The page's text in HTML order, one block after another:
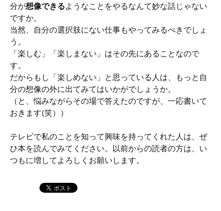
分が想像できるようなことをやるなんて妙な話じゃない
ですか。
当然、自分の選択肢にない仕事もやってみるべきでしょ
う。
「楽しむ」「楽しまない」はその先にあることなので
す。
だからもし「楽しめない」と思っている人は、もっと自
分の想像の外に出てみてはいかがでしょうか。
（と、悩みながらその場で答えたのですが、一応書いて
おきます(笑））
テレビで私のことを知って興味を持ってくれた人は、ぜ
ひ本を読んでみてください。以前からの読者の方は、い
つもに増してよろしくお願いします。